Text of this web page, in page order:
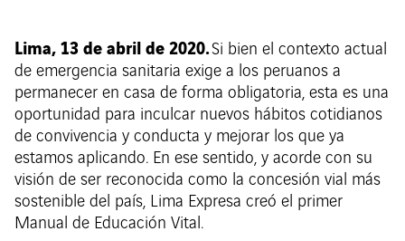
Lima, 13 de abril de 2020.Si bien el contexto actual
de emergencia sanitaria exige a los peruanos a
permanecer en casa de forma obligatoria, esta es una
oportunidad para inculcar nuevos hábitos cotidianos
de convivencia y conducta y mejorar los que ya
estamos aplicando. En ese sentido, y acorde con su
visión de ser reconocida como la concesión vial más
sostenible del país, Lima Expresa creó el primer
Manual de Educación Vital.